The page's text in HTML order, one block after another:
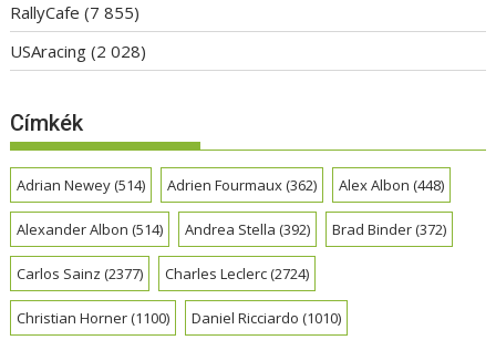
RallyCafe (7 855)
USAracing (2 028)
Címkék
Adrian Newey(514) Adrien Fourmaux(362) Alex Albon (448)
Alexander Albon (514) Andrea Stella (392) Brad Binder(372)
Carlos Sainz (2377) Charles Leclerc(2724)
Christian Horner(1100) Daniel Ricciardo (1010)